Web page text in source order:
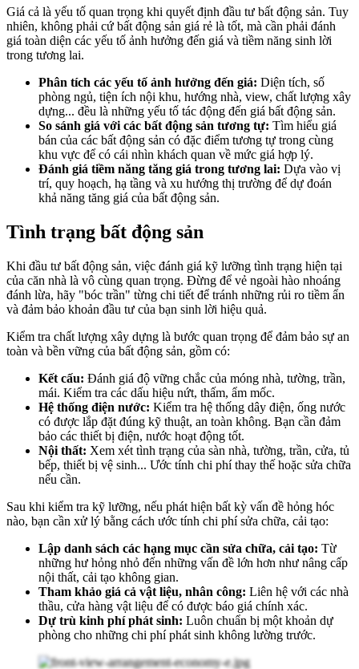
Giá cả là yếu tố quan trọng khi quyết định đầu tư bất động sản. Tuy
nhiên, không phải cứ bất động sản giá rẻ là tốt, mà cần phải đánh
giá toàn diện các yếu tố ảnh hưởng đến giá và tiềm năng sinh lời
trong tương lai.
Phân tích các yếu tố ảnh hưởng đến giá: Diện tích, số
phòng ngủ, tiện ích nội khu, hướng nhà, view, chất lượng xây
dựng... đều là những yếu tố tác động đến giá bất động sản.
So sánh giá với các bất động sản tương tự: Tìm hiểu giá
bán của các bất động sản có đặc điểm tương tự trong cùng
khu vực để có cái nhìn khách quan về mức giá hợp lý.
Đánh giá tiềm năng tăng giá trong tương lai: Dựa vào vị
trí, quy hoạch, hạ tầng và xu hướng thị trường để dự đoán
khả năng tăng giá của bất động sản.
Tình trạng bất động sản
Khi đầu tư bất động sản, việc đánh giá kỹ lưỡng tình trạng hiện tại
của căn nhà là vô cùng quan trọng. Đừng để vẻ ngoài hào nhoáng
đánh lừa, hãy "bóc trần" từng chi tiết để tránh những rủi ro tiềm ẩn
và đảm bảo khoản đầu tư của bạn sinh lời hiệu quả.
Kiểm tra chất lượng xây dựng là bước quan trọng để đảm bảo sự an
toàn và bền vững của bất động sản, gồm có:
Kết cấu: Đánh giá độ vững chắc của móng nhà, tường, trần,
mái. Kiểm tra các dấu hiệu nứt, thấm, ẩm mốc.
Hệ thống điện nước: Kiểm tra hệ thống dây điện, ống nước
có được lắp đặt đúng kỹ thuật, an toàn không. Bạn cần đảm
bảo các thiết bị điện, nước hoạt động tốt.
Nội thất: Xem xét tình trạng của sàn nhà, tường, trần, cửa, tủ
bếp, thiết bị vệ sinh... Ước tính chi phí thay thế hoặc sửa chữa
nếu cần.
Sau khi kiểm tra kỹ lưỡng, nếu phát hiện bất kỳ vấn đề hỏng hóc
nào, bạn cần xử lý bằng cách ước tính chi phí sửa chữa, cải tạo:
Lập danh sách các hạng mục cần sửa chữa, cải tạo: Từ
những hư hỏng nhỏ đến những vấn đề lớn hơn như nâng cấp
nội thất, cải tạo không gian.
Tham khảo giá cả vật liệu, nhân công: Liên hệ với các nhà
thầu, cửa hàng vật liệu để có được báo giá chính xác.
Dự trù kinh phí phát sinh: Luôn chuẩn bị một khoản dự
phòng cho những chi phí phát sinh không lường trước.